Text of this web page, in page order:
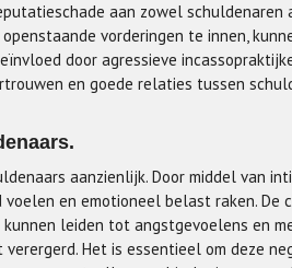
aan zowel schuldenaren
vorderingen te innen,
door agressieve
en goede relaties tussen
aanzienlijk. Door middel van
en emotioneel belast raken. De
leiden tot angstgevoelens en
Het is essentieel om deze